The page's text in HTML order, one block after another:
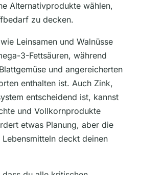
Alternativprodukte wählen,
zu decken.
Leinsamen und Walnüsse
3-Fettsäuren, während
und angereicherten
enthalten ist. Auch Zink,
entscheidend ist, kannst
und Vollkornprodukte
etwas Planung, aber die
deckt deinen